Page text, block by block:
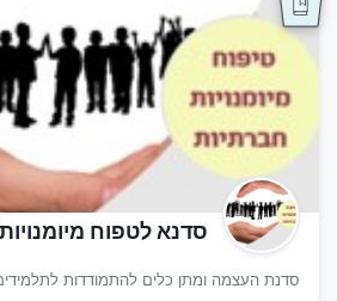
סדנא לטפוח
סדנת העצמה ומתן כלים להתמודדות